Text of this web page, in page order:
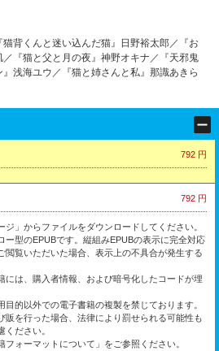
猫背くんと迷い込んだ猫』日野裕太郎／『お
『猫と父と月の夜』神野オキナ／『天邪鬼
浅海ユウ／『猫と姉さんと私』那識あきら
792 円
792 円
」からファイルをダウンロードしてください。
型のEPUBです。縦組みEPUBの表示に完全対応
閲覧いただいた場合、表示上の不具合が発生する
は、購入者情報、および暗号化したコードが埋
的以外での電子書籍の複製を禁じております。
販を行った場合、法律により罰せられる可能性も
ください。
ォーマットについて」をご参照ください。